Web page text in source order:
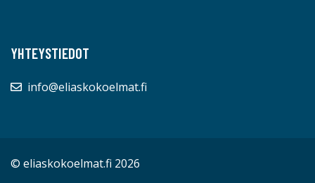
YHTEYSTIEDOT
info@eliaskokoelmat.fi
© eliaskokoelmat.fi 2026